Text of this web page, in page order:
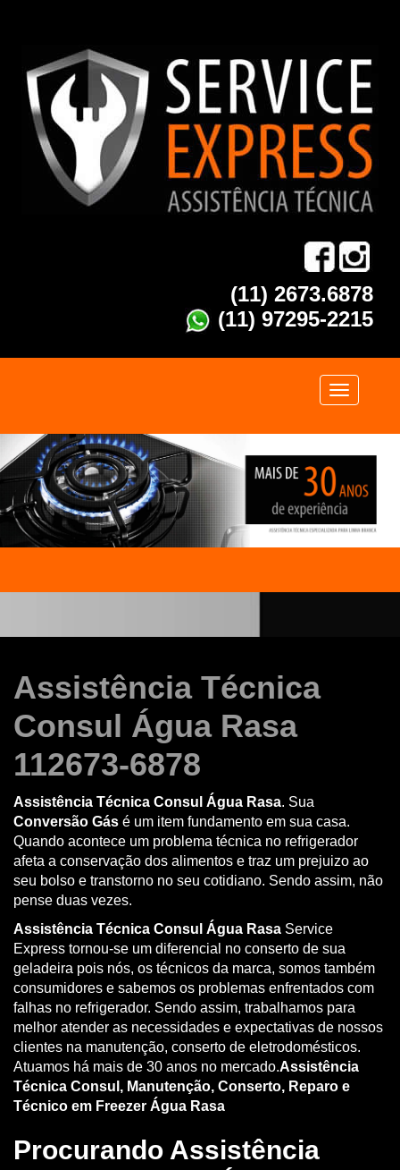
(11) 2673.6878
(11) 97295-2215
Assistência Técnica
Consul Água Rasa
112673-6878
Assistência Técnica Consul Água Rasa. Sua
Conversão Gás é um item fundamento em sua casa.
Quando acontece um problema técnica no refrigerador
afeta a conservação dos alimentos e traz um prejuizo ao
seu bolso e transtorno no seu cotidiano. Sendo assim, não
pense duas vezes.
Assistência Técnica Consul Água Rasa Service
Express tornou-se um diferencial no conserto de sua
geladeira pois nós, os técnicos da marca, somos também
consumidores e sabemos os problemas enfrentados com
falhas no refrigerador. Sendo assim, trabalhamos para
melhor atender as necessidades e expectativas de nossos
clientes na manutenção, conserto de eletrodomésticos.
Atuamos há mais de 30 anos no mercado.Assistência
Técnica Consul, Manutenção, Conserto, Reparo e
Técnico em Freezer Água Rasa
Procurando Assistência